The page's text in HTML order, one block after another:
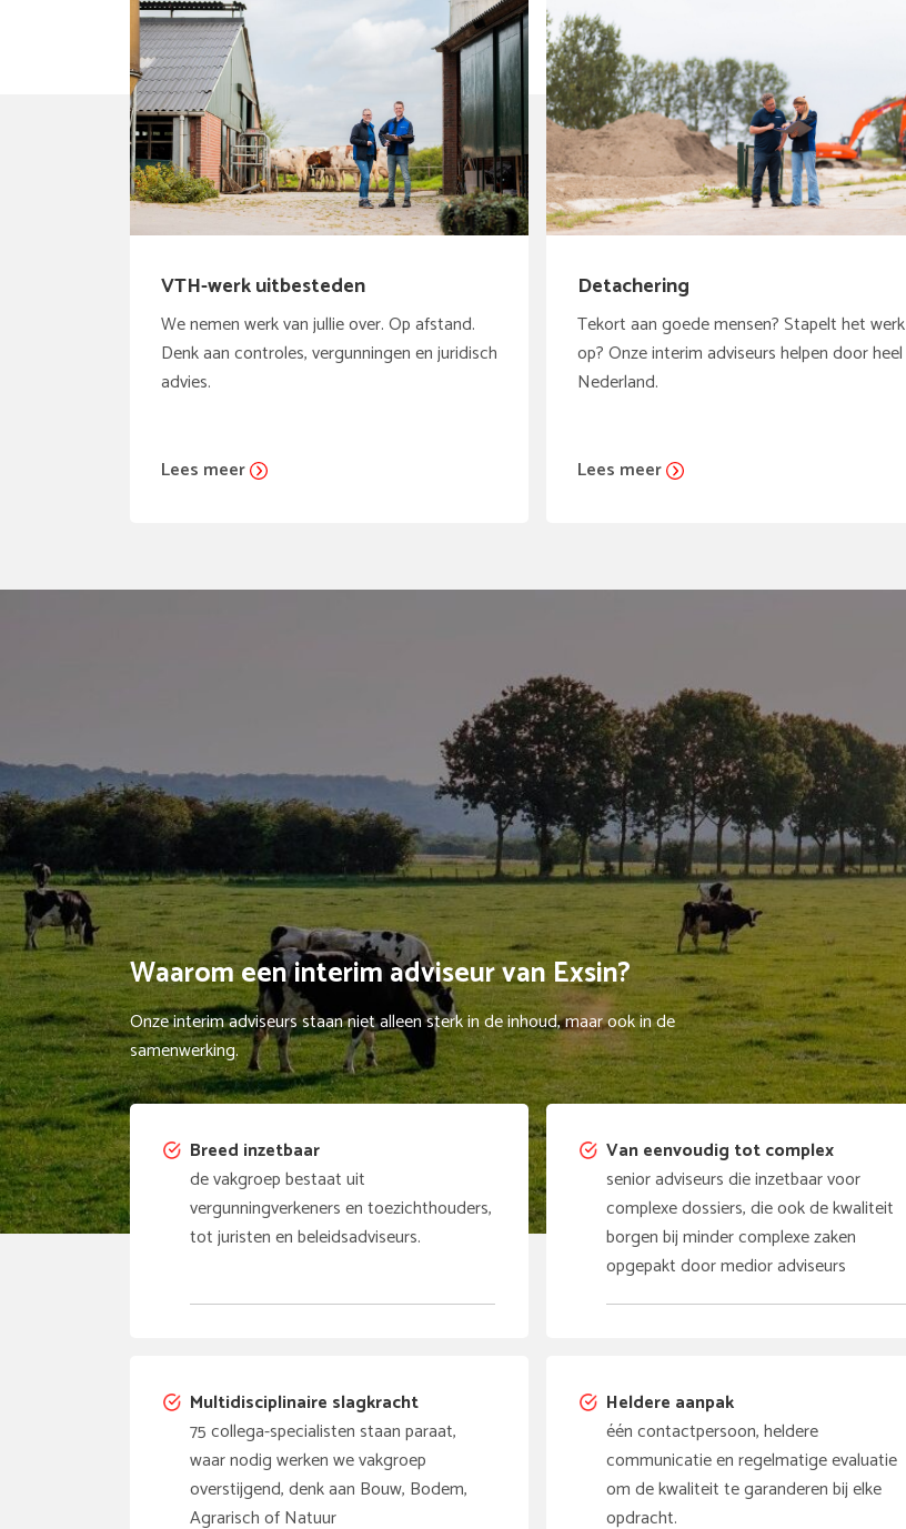
VTH-werk uitbesteden
We nemen werk van jullie over. Op afstand.
Denk aan controles, vergunningen en juridisch
advies.
Lees meer
Detachering
Tekort aan goede mensen? Stapelt het werk
op? Onze interim adviseurs helpen door heel
Nederland.
Lees meer
Waarom een interim adviseur van Exsin?
Onze interim adviseurs staan niet alleen sterk in de inhoud, maar ook in de
samenwerking.
Breed inzetbaar
de vakgroep bestaat uit
vergunningverkeners en toezichthouders,
tot juristen en beleidsadviseurs.
Van eenvoudig tot complex
senior adviseurs die inzetbaar voor
complexe dossiers, die ook de kwaliteit
borgen bij minder complexe zaken
opgepakt door medior adviseurs
Multidisciplinaire slagkracht
75 collega-specialisten staan paraat,
waar nodig werken we vakgroep
overstijgend, denk aan Bouw, Bodem,
Agrarisch of Natuur
Heldere aanpak
één contactpersoon, heldere
communicatie en regelmatige evaluatie
om de kwaliteit te garanderen bij elke
opdracht.